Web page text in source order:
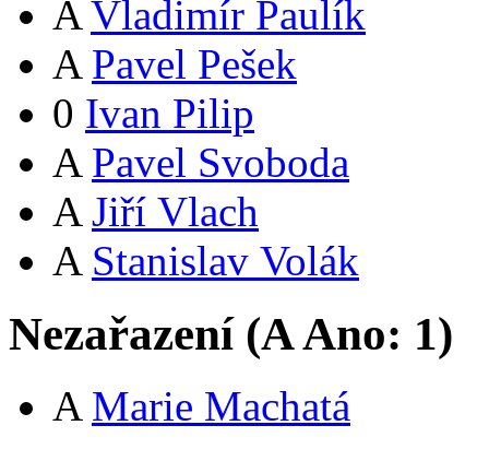
A Vladimír Paulík
A Pavel Pešek
0 Ivan Pilip
A Pavel Svoboda
A Jiří Vlach
A Stanislav Volák
Nezařazení (AAno: 1)
A Marie Machatá